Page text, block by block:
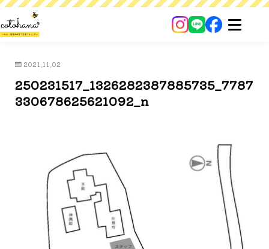
2021.11.02
250231517_1326282387885735_7787
330678625621092_n